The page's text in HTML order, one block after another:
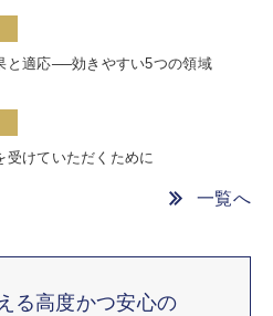
と適応──効きやすい5つの領域
受けていただくために
一覧へ
る高度かつ安心の